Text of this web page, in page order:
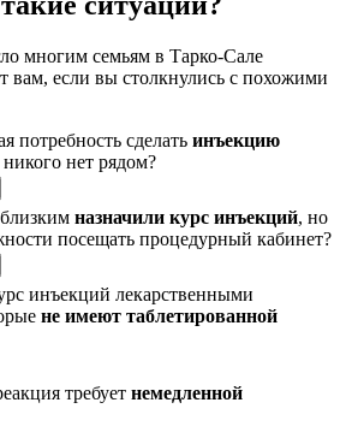
многим семьям в Тарко-Сале
вам, если вы столкнулись с похожими
потребность сделать инъекцию
нет рядом?
назначили курс инъекций, но
посещать процедурный кабинет?
инъекций лекарственными
не имеют таблетированной
требует немедленной